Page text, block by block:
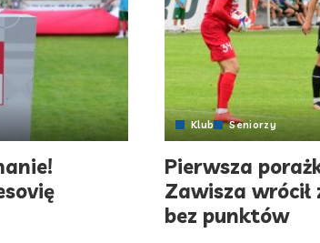
Klub Seniorzy
Pierwsza
Zawisza wrócił
bez punktów